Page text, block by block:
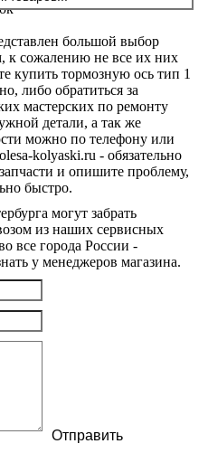
большой выбор
к сожалению не все их них
купить тормозную ось тип 1
либо обратиться за
мастерских по ремонту
детали, а так же
можно по телефону или
kolyaski.ru - обязательно
и опишите проблему,
быстро.
могут забрать
из наших сервисных
все города России -
у менеджеров магазина.